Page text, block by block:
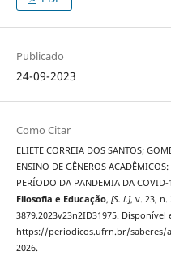
Publicado
24-09-2023
Como Citar
ELIETE CORREIA DOS SANTOS;
ENSINO DE GÊNEROS
PERÍODO DA PANDEMIA DA COVID-
Filosofia e Educação, [S. l.], v. 23, n.
3879.2023v23n2ID31975. Disponível
https://periodicos.ufrn.br/saberes/
2026.